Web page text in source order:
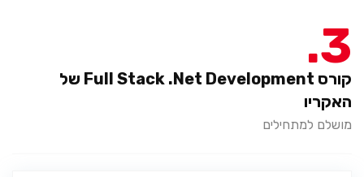
3
קורס Full Stack .Net Development של
האקריו
מושלם למתחילים